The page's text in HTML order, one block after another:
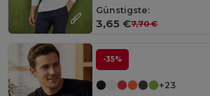
Günstigste:
3,65 €7,70 €
-35%
+23